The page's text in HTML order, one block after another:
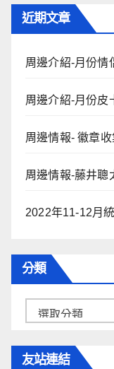
近期文章
周邊介紹-月份情
周邊介紹-月份皮
周邊情報- 徽章
周邊情報-藤井聰
2022年11-12月
分類
友站連結